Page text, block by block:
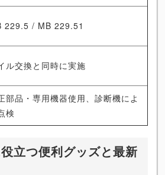
229.5 / MB 229.51
ル交換と同時に実施
部品・専用機器使用、診断機によ
検
立つ便利グッズと最新